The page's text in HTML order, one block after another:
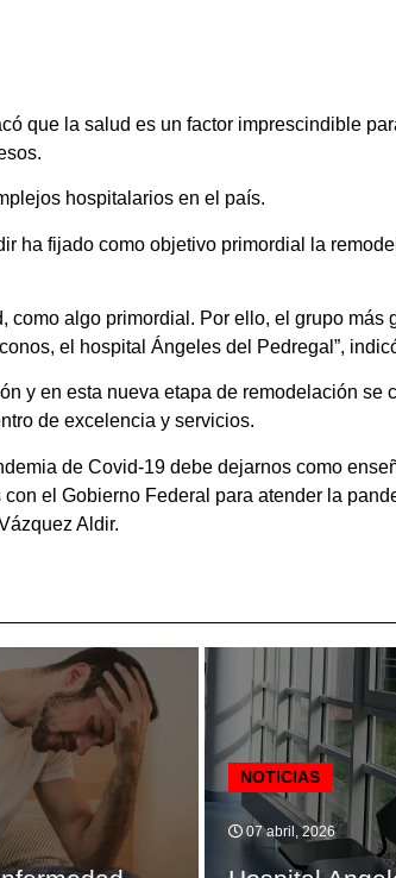
que la salud es un factor imprescindible
hospitalarios en el país.
ha fijado como objetivo primordial la
algo primordial. Por ello, el grupo más
el hospital Ángeles del Pedregal”,
y en esta nueva etapa de remodelación se
de excelencia y servicios.
de Covid-19 debe dejarnos como
el Gobierno Federal para atender la
Aldir.
NOTICIAS
07 abril, 2026